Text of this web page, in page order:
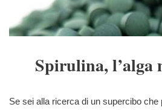
Spirulina, l’alga
Se sei alla ricerca di un supercibo che